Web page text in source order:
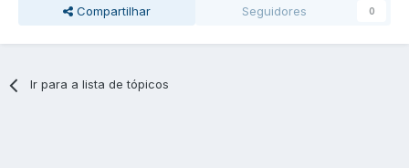
Compartilhar Seguidores 0
Ir para a lista de tópicos